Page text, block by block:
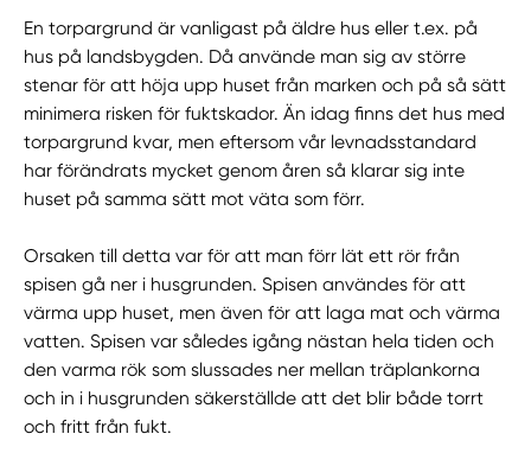
En torpargrund är vanligast på äldre hus eller t.ex. på
hus på landsbygden. Då använde man sig av större
stenar för att höja upp huset från marken och på så sätt
minimera risken för fuktskador. Än idag finns det hus med
torpargrund kvar, men eftersom vår levnadsstandard
har förändrats mycket genom åren så klarar sig inte
huset på samma sätt mot väta som förr.
Orsaken till detta var för att man förr lät ett rör från
spisen gå ner i husgrunden. Spisen användes för att
värma upp huset, men även för att laga mat och värma
vatten. Spisen var således igång nästan hela tiden och
den varma rök som slussades ner mellan träplankorna
och in i husgrunden säkerställde att det blir både torrt
och fritt från fukt.